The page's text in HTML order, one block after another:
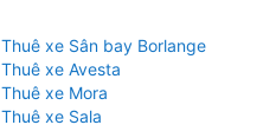
Thuê xe Sân bay Borlange
Thuê xe Avesta
Thuê xe Mora
Thuê xe Sala